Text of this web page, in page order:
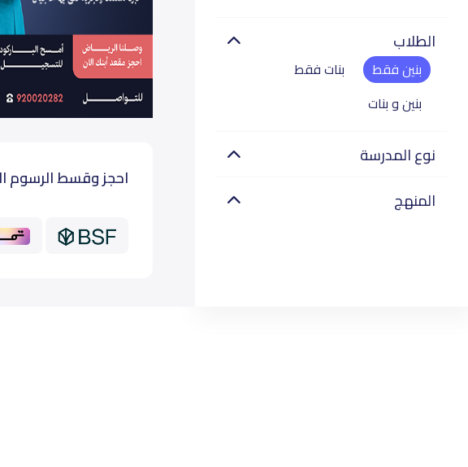
الطلاب
بنين فقط
بنات فقط
بنين و بنات
نوع المدرسة
المنهج
احجز وقسط الرسوم